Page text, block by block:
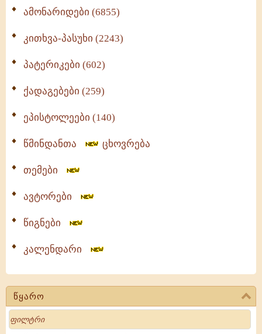
ამონარიდები (6855)
კითხვა-პასუხი (2243)
პატერიკები (602)
ქადაგებები (259)
ეპისტოლეები (140)
წმინდანთა ცხოვრება
თემები
ავტორები
წიგნები
კალენდარი
წყარო
Search